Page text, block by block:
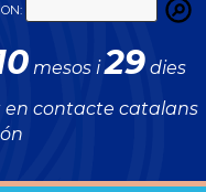
mesos i29 dies
en contacte catalans